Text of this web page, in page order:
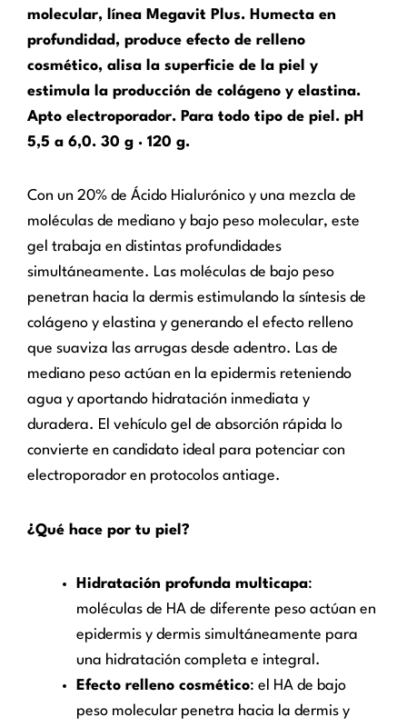
molecular, línea Megavit Plus. Humecta en
profundidad, produce efecto de relleno
cosmético, alisa la superficie de la piel y
estimula la producción de colágeno y elastina.
Apto electroporador. Para todo tipo de piel. pH
5,5 a 6,0. 30 g · 120 g.
Con un 20% de Ácido Hialurónico y una mezcla de
moléculas de mediano y bajo peso molecular, este
gel trabaja en distintas profundidades
simultáneamente. Las moléculas de bajo peso
penetran hacia la dermis estimulando la síntesis de
colágeno y elastina y generando el efecto relleno
que suaviza las arrugas desde adentro. Las de
mediano peso actúan en la epidermis reteniendo
agua y aportando hidratación inmediata y
duradera. El vehículo gel de absorción rápida lo
convierte en candidato ideal para potenciar con
electroporador en protocolos antiage.
¿Qué hace por tu piel?
Hidratación profunda multicapa:
moléculas de HA de diferente peso actúan en
epidermis y dermis simultáneamente para
una hidratación completa e integral.
Efecto relleno cosmético: el HA de bajo
peso molecular penetra hacia la dermis y